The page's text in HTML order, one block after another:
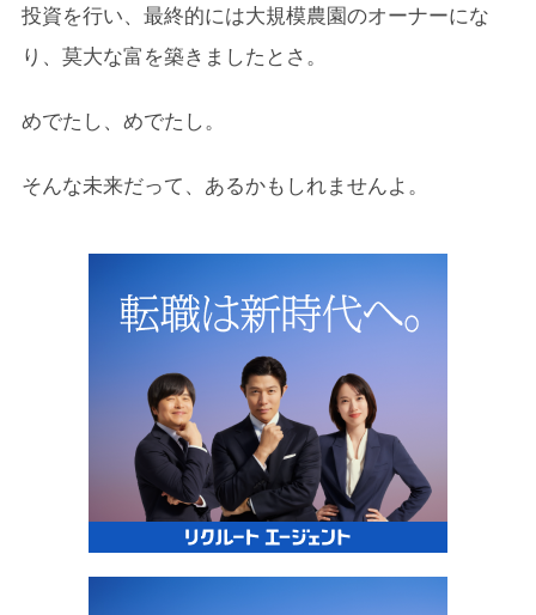
投資を行い、最終的には大規模農園のオーナーにな
り、莫大な富を築きましたとさ。
めでたし、めでたし。
そんな未来だって、あるかもしれませんよ。